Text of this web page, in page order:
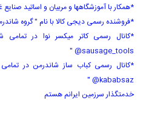
*همکار با آموزشگاهها و مربیان و اساتید
*فروشنده رسمی دیجی کالا با نام " گروه
*کانال رسمی کاتر میکسر نوا در تمامی
sausage_tools@ "
*کانال رسمی کباب ساز شاندرمن در
kababsaz@ "
خدمتگذار سرزمین ایرانم هستم